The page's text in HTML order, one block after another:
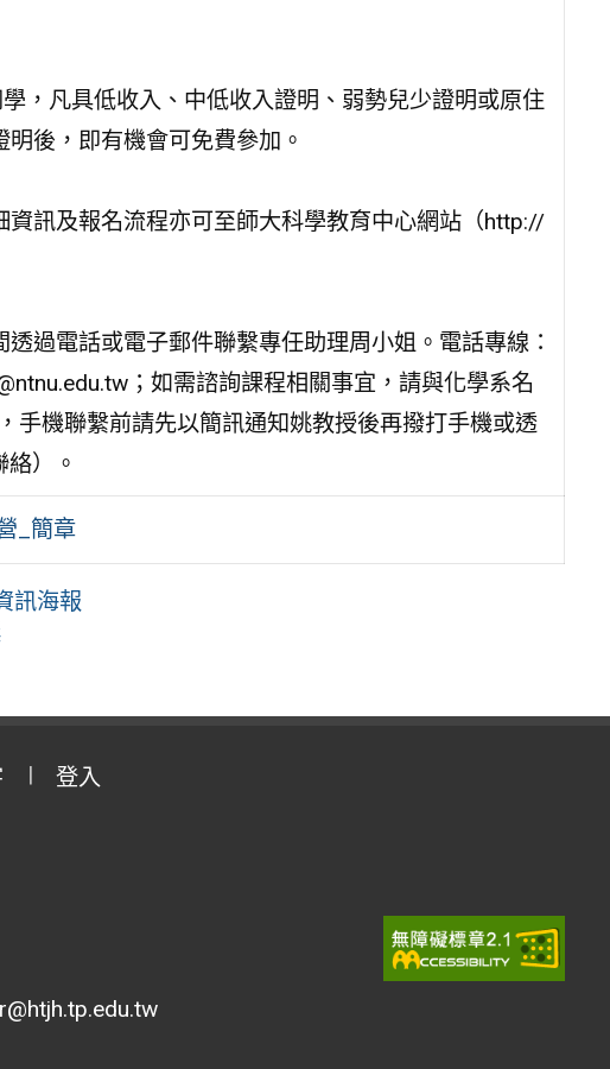
，凡具低收入、中低收入證明、弱勢兒少證明或原住
後，即有機會可免費參加。
訊及報名流程亦可至師大科學教育中心網站（http://
過電話或電子郵件聯繫專任助理周小姐。電話專線：
；如需諮詢課程相關事宜，請與化學系名
手機聯繫前請先以簡訊通知姚教授後再撥打手機或透
）。
_簡章
訊海報
登入